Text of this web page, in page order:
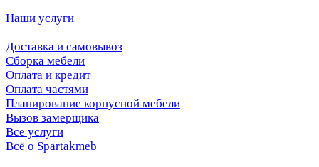
Наши услуги
Доставка и самовывоз
Сборка мебели
Оплата и кредит
Оплата частями
Планирование корпусной мебели
Вызов замерщика
Все услуги
Всё о Spartakmeb